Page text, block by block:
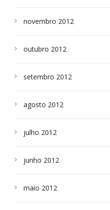
novembro 2012
outubro 2012
setembro 2012
agosto 2012
julho 2012
junho 2012
maio 2012